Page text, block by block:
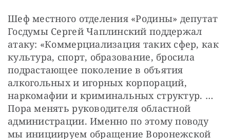
Шеф местного отделения «Родины» депутат
Госдумы Сергей Чаплинский поддержал
атаку: «Коммерциализация таких сфер, как
культура, спорт, образование, бросила
подрастающее поколение в объятия
алкогольных и игорных корпораций,
наркомафии и криминальных структур. …
Пора менять руководителя областной
администрации. Именно по этому поводу
мы инициируем обращение Воронежской